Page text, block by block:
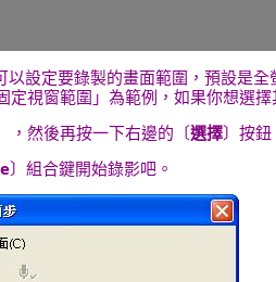
以設定要錄製的畫面範圍，預設是
定視窗範圍」為範例，如果你想選
，然後再按一下右邊的〔選擇〕按鈕
〕組合鍵開始錄影吧。